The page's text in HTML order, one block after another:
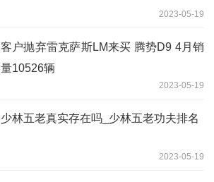
2023-05-19
客户抛弃雷克萨斯LM来买 腾势D9 4月销
量10526辆
2023-05-19
少林五老真实存在吗_少林五老功夫排名
2023-05-19